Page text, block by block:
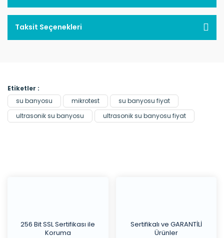
Taksit Seçenekleri
Etiketler :
su banyosu
mikrotest
su banyosu fiyat
ultrasonik su banyosu
ultrasonik su banyosu fiyat
256 Bit SSL Sertifikası ile
Koruma
Sertifikalı ve GARANTİLİ
Ürünler